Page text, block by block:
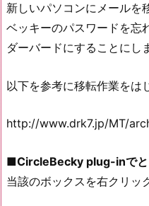
新しいパソコンにメールを
ベッキーのパスワードを忘
ダーバードにすることにし
以下を参考に移転作業をは
http://www.drk7.jp/MT/
■CircleBecky plug-inでと
当該のボックスを右クリッ